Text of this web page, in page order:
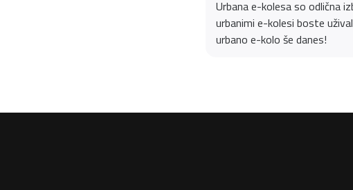
Urbana e-kolesa so odlična
urbanimi e-kolesi boste
urbano e-kolo še danes!